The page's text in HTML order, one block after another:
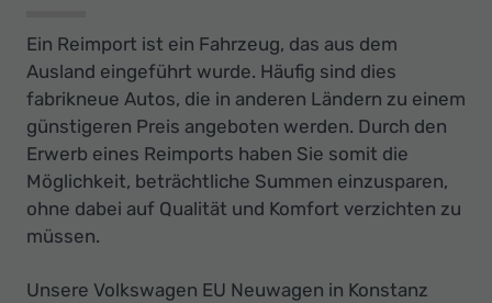
Ein Reimport ist ein Fahrzeug, das aus dem
Ausland eingeführt wurde. Häufig sind dies
fabrikneue Autos, die in anderen Ländern zu einem
günstigeren Preis angeboten werden. Durch den
Erwerb eines Reimports haben Sie somit die
Möglichkeit, beträchtliche Summen einzusparen,
ohne dabei auf Qualität und Komfort verzichten zu
müssen.
Unsere Volkswagen EU Neuwagen in Konstanz